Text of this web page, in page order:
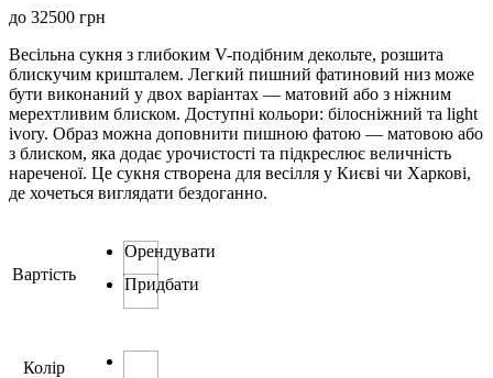
до 32500 грн
Весільна сукня з глибоким V-подібним декольте, розшита
блискучим кришталем. Легкий пишний фатиновий низ може
бути виконаний у двох варіантах — матовий або з ніжним
мерехтливим блиском. Доступні кольори: білосніжний та light
ivory. Образ можна доповнити пишною фатою — матовою або
з блиском, яка додає урочистості та підкреслює величність
нареченої. Це сукня створена для весілля у Києві чи Харкові,
де хочеться виглядати бездоганно.
Вартість
Орендувати
Придбати
Колір